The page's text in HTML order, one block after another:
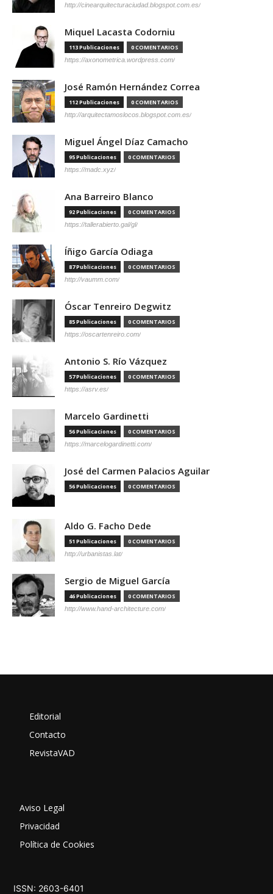
http://cinearquitecturaciudad.blogspot.com.es/
Miquel Lacasta Codorniu
113 Publicaciones 0 COMENTARIOS
https://axonometrica.wordpress.com/
José Ramón Hernández Correa
112 Publicaciones 0 COMENTARIOS
http://arquitectamoslocos.blogspot.com.es/
Miguel Ángel Díaz Camacho
95 Publicaciones 0 COMENTARIOS
https://madc.xyz/
Ana Barreiro Blanco
92 Publicaciones 0 COMENTARIOS
https://tallerabierto.gal/gl/
Íñigo García Odiaga
87 Publicaciones 0 COMENTARIOS
http://vaumm.com/
Óscar Tenreiro Degwitz
85 Publicaciones 0 COMENTARIOS
https://oscartenreiro.com/
Antonio S. Río Vázquez
57 Publicaciones 0 COMENTARIOS
https://asrv.es/
Marcelo Gardinetti
56 Publicaciones 0 COMENTARIOS
https://marcelogardinetti.com/
José del Carmen Palacios Aguilar
56 Publicaciones 0 COMENTARIOS
Aldo G. Facho Dede
51 Publicaciones 0 COMENTARIOS
http://urbanistas.lat/
Sergio de Miguel García
46 Publicaciones 0 COMENTARIOS
http://www.hand-architecture.com/
Editorial
Contacto
RevistaVAD
Aviso Legal
Privacidad
Política de Cookies
ISSN: 2603-6401